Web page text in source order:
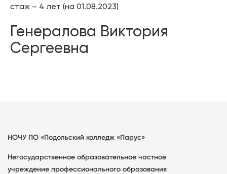
стаж – 4 лет (на 01.08.2023)
Генералова Виктория
Сергеевна
НОЧУ ПО «Подольский колледж «Парус»
Негосударственное образовательное частное
учреждение профессионального образования